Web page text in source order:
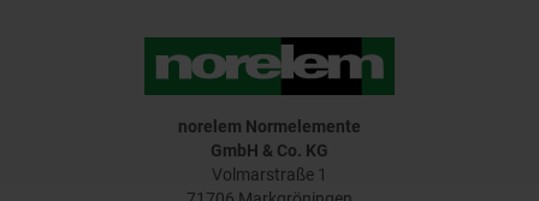
norelem Normelemente
GmbH & Co. KG
Volmarstraße 1